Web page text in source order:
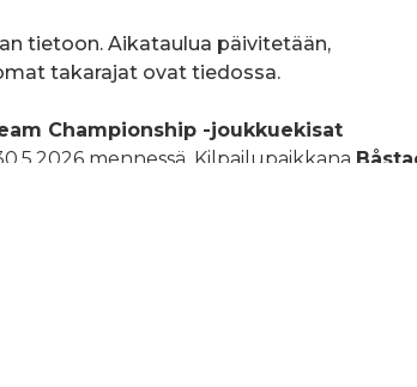
tietoon. Aikataulua päivitetään,
takarajat ovat tiedossa.
Championship -joukkuekisat
mennessä. Kilpailupaikkana